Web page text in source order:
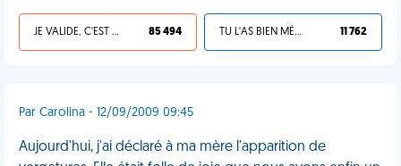
JE VALIDE, C'EST UNE VDM 85 494 TU L'AS BIEN MÉRITÉ 11 762
Par Carolina - 12/09/2009 09:45
Aujourd'hui, j'ai déclaré à ma mère l'apparition de